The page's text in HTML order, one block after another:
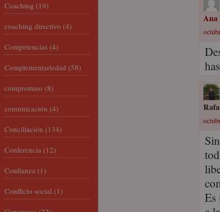
Ana
Es
Coaching (19)
coaching directivo (4)
Competencias (4)
Complementariedad (58)
compromiso (8)
comunicación (4)
Conciliación (134)
Conferencia (12)
Confianza (1)
Conflicto social (1)